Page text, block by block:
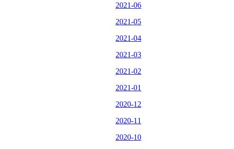
2021-06
2021-05
2021-04
2021-03
2021-02
2021-01
2020-12
2020-11
2020-10